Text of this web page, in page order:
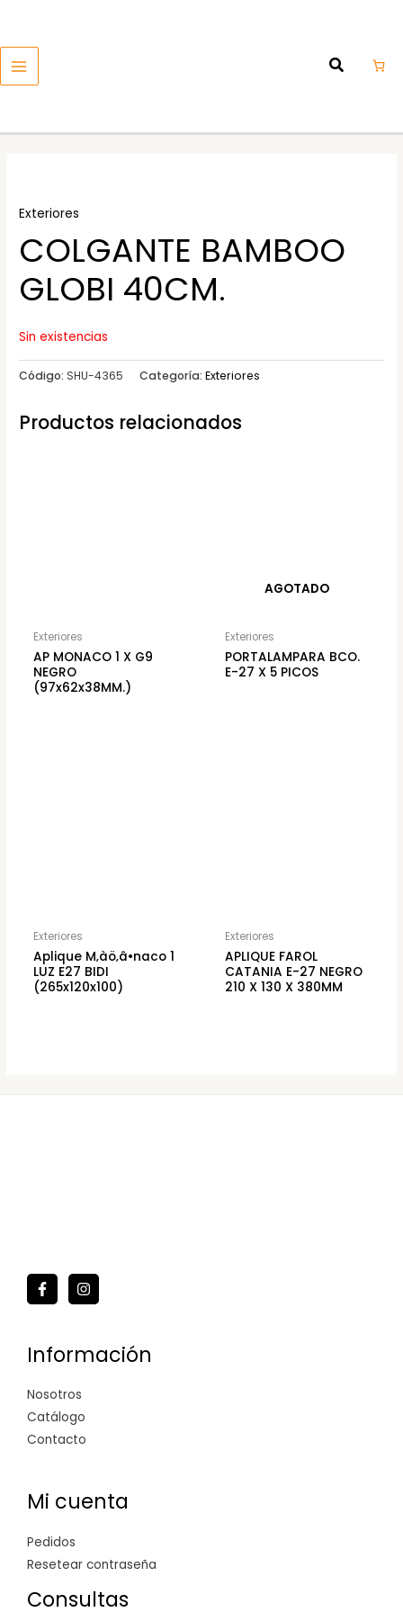
MENU
Exteriores
COLGANTE BAMBOO
GLOBI 40CM.
Sin existencias
Código:SHU-4365 Categoría:Exteriores
Productos relacionados
Exteriores
AP MONACO 1 X G9
NEGRO
(97x62x38MM.)
AGOTADO
Exteriores
PORTALAMPARA BCO.
E-27 X 5 PICOS
Exteriores
Aplique M‚àö‚â•naco 1
LUZ E27 BIDI
(265x120x100)
Exteriores
APLIQUE FAROL
CATANIA E-27 NEGRO
210 X 130 X 380MM
Información
Nosotros
Catálogo
Contacto
Mi cuenta
Pedidos
Resetear contraseña
Consultas